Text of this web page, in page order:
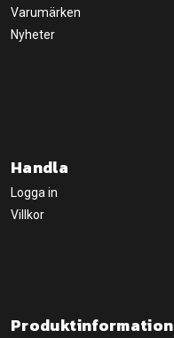
Varumärken
Nyheter
Handla
Logga in
Villkor
Produktinformation